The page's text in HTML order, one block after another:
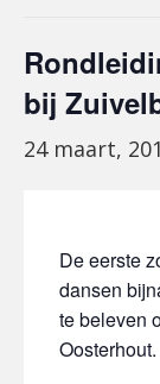
bij
24 maart,
De eerste
dansen
te beleven
Oosterhout.